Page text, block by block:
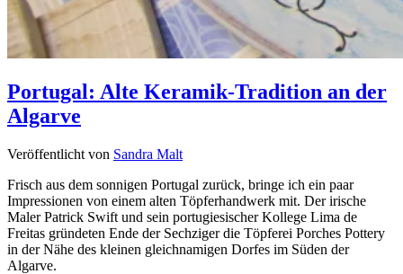
Portugal: Alte Keramik-Tradition an der
Algarve
Veröffentlicht von Sandra Malt
Frisch aus dem sonnigen Portugal zurück, bringe ich ein paar
Impressionen von einem alten Töpferhandwerk mit. Der irische
Maler Patrick Swift und sein portugiesischer Kollege Lima de
Freitas gründeten Ende der Sechziger die Töpferei Porches Pottery
in der Nähe des kleinen gleichnamigen Dorfes im Süden der
Algarve.